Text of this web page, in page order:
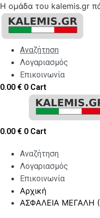
Η ομάδα του kalemis.gr
Skip
content
Αναζήτηση
Λογαριασμός
Επικοινωνία
0.00 € 0 Cart
0.00 € 0 Cart
Αναζήτηση
Λογαριασμός
Επικοινωνία
Αρχική
ΑΣΦΑΛΕΙΑ ΜΕΓΑΛΗ